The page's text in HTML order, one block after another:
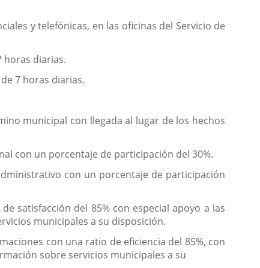
y telefónicas, en las oficinas del Servicio de
horas diarias.
7 horas diarias.
municipal con llegada al lugar de los hechos
con un porcentaje de participación del 30%.
con un porcentaje de participación
satisfacción del 85% con especial apoyo a las
municipales a su disposición.
con una ratio de eficiencia del 85%, con
sobre servicios municipales a su